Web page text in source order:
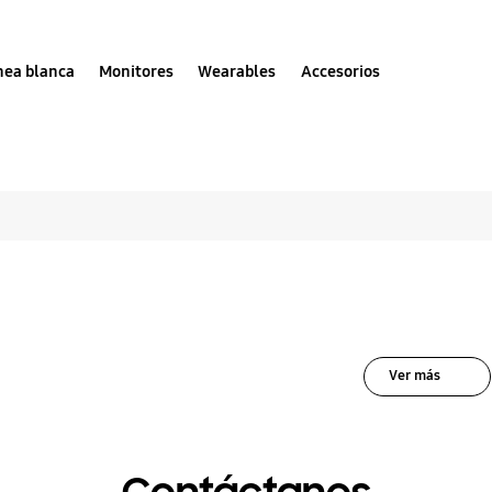
blanca Monitores Wearables Accesorios
Ver más